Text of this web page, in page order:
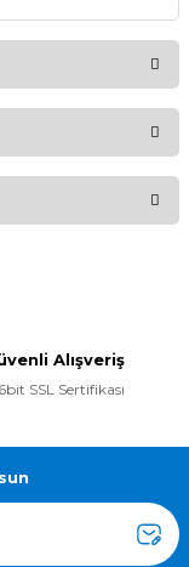
Alışveriş
SSL Sertifikası